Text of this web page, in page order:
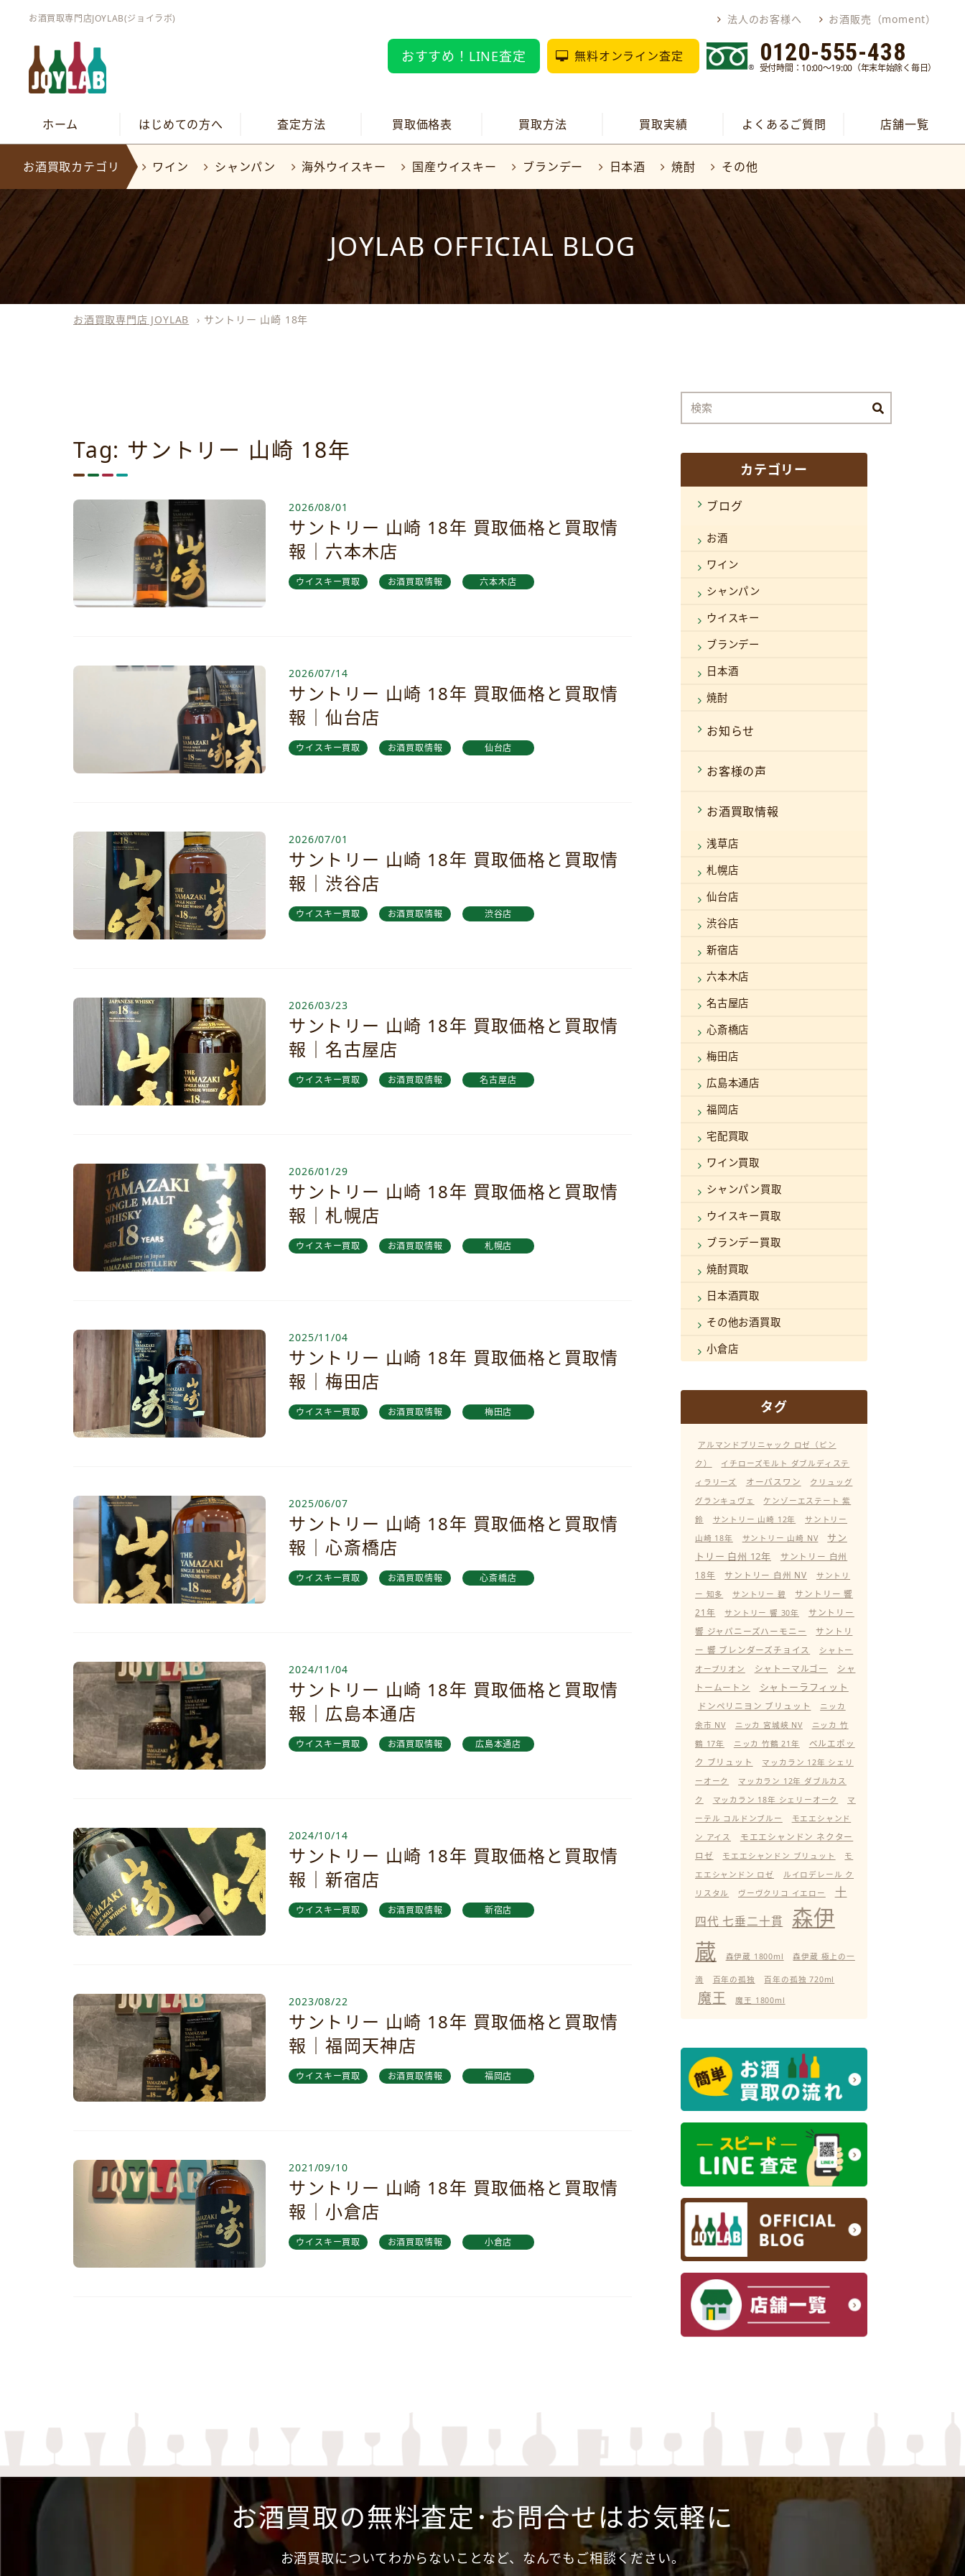
お酒買取専門店JOYLAB(ジョイラボ) 法人のお客様へ お酒販売（moment）
おすすめ！LINE査定 無料オンライン査定 0120-555-438
受付時間：10:00～19:00（年末年始除く毎日）
ホーム はじめての方へ 査定方法 買取価格表 買取方法 買取実績 よくあるご質問 店舗一覧
お酒買取カテゴリ ワイン シャンパン 海外ウイスキー 国産ウイスキー ブランデー 日本酒 焼酎 その他
JOYLAB OFFICIAL BLOG
お酒買取専門店 JOYLAB › サントリー 山崎 18年
Tag: サントリー 山崎 18年
2026/08/01
サントリー 山崎 18年 買取価格と買取情
報｜六本木店
ウイスキー買取 お酒買取情報 六本木店
2026/07/14
サントリー 山崎 18年 買取価格と買取情
報｜仙台店
ウイスキー買取 お酒買取情報 仙台店
2026/07/01
サントリー 山崎 18年 買取価格と買取情
報｜渋谷店
ウイスキー買取 お酒買取情報 渋谷店
2026/03/23
サントリー 山崎 18年 買取価格と買取情
報｜名古屋店
ウイスキー買取 お酒買取情報 名古屋店
2026/01/29
サントリー 山崎 18年 買取価格と買取情
報｜札幌店
ウイスキー買取 お酒買取情報 札幌店
2025/11/04
サントリー 山崎 18年 買取価格と買取情
報｜梅田店
ウイスキー買取 お酒買取情報 梅田店
2025/06/07
サントリー 山崎 18年 買取価格と買取情
報｜心斎橋店
ウイスキー買取 お酒買取情報 心斎橋店
2024/11/04
サントリー 山崎 18年 買取価格と買取情
報｜広島本通店
ウイスキー買取 お酒買取情報 広島本通店
2024/10/14
サントリー 山崎 18年 買取価格と買取情
報｜新宿店
ウイスキー買取 お酒買取情報 新宿店
2023/08/22
サントリー 山崎 18年 買取価格と買取情
報｜福岡天神店
ウイスキー買取 お酒買取情報 福岡店
2021/09/10
サントリー 山崎 18年 買取価格と買取情
報｜小倉店
ウイスキー買取 お酒買取情報 小倉店
カテゴリー
ブログ
お酒
ワイン
シャンパン
ウイスキー
ブランデー
日本酒
焼酎
お知らせ
お客様の声
お酒買取情報
浅草店
札幌店
仙台店
渋谷店
新宿店
六本木店
名古屋店
心斎橋店
梅田店
広島本通店
福岡店
宅配買取
ワイン買取
シャンパン買取
ウイスキー買取
ブランデー買取
焼酎買取
日本酒買取
その他お酒買取
小倉店
タグ
アルマンドブリニャック ロゼ（ピン
ク）
イチローズモルト ダブルディステ
ィラリーズ
オーパスワン
クリュッグ
グランキュヴェ
ケンゾーエステート 紫
鈴
サントリー 山崎 12年
サントリー
山崎 18年
サントリー 山崎 NV
サン
トリー 白州 12年
サントリー 白州
18年
サントリー 白州 NV
サントリ
ー 知多
サントリー 碧
サントリー 響
21年
サントリー 響 30年
サントリー
響 ジャパニーズハーモニー
サントリ
ー 響 ブレンダーズチョイス
シャトー
オーブリオン
シャトーマルゴー
シャ
トームートン
シャトーラフィット
ドンペリニヨン ブリュット
ニッカ
余市 NV
ニッカ 宮城峡 NV
ニッカ 竹
鶴 17年
ニッカ 竹鶴 21年
ベルエポッ
ク ブリュット
マッカラン 12年 シェリ
ーオーク
マッカラン 12年 ダブルカス
ク
マッカラン 18年 シェリーオーク
マ
ーテル コルドンブルー
モエエシャンド
ン アイス
モエエシャンドン ネクター
ロゼ
モエエシャンドン ブリュット
モ
エエシャンドン ロゼ
ルイロデレール ク
リスタル
ヴーヴクリコ イエロー
十
四代 七垂二十貫
森伊
蔵
森伊蔵 1800ml 森伊蔵 極上の一
滴 百年の孤独 百年の孤独 720ml
魔王 魔王 1800ml
お酒買取の無料査定･お問合せはお気軽に
お酒買取についてわからないことなど、なんでもご相談ください。